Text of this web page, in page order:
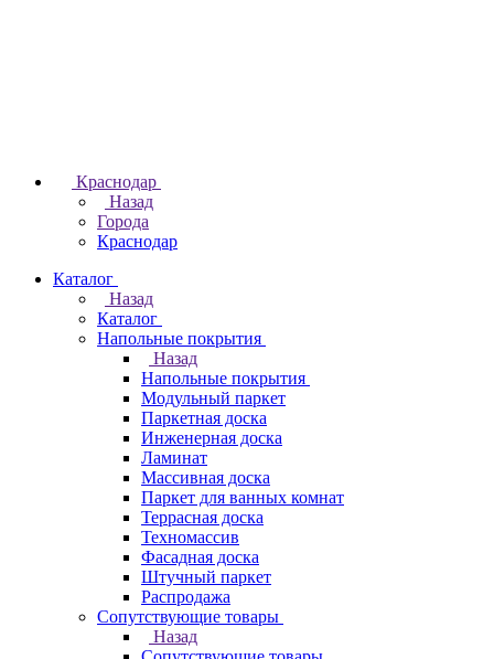
Краснодар
Назад
Города
Краснодар
Каталог
Назад
Каталог
Напольные покрытия
Назад
Напольные покрытия
Модульный паркет
Паркетная доска
Инженерная доска
Ламинат
Массивная доска
Паркет для ванных комнат
Террасная доска
Техномассив
Фасадная доска
Штучный паркет
Распродажа
Сопутствующие товары
Назад